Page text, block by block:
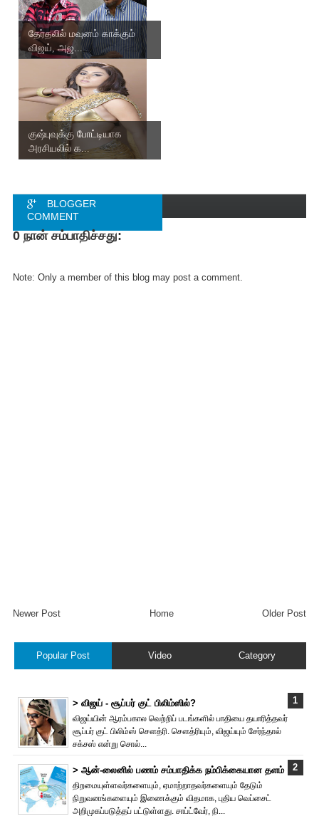
தேர்தலில் மவுனம் காக்கும்
விஜய், அஜ...
குஷ்புவுக்கு போட்டியாக
அரசியலில் க...
BLOGGER
COMMENT
FACEBOOK
0 நான் சம்பாதிச்சது:
Note: Only a member of this blog may post a comment.
Newer Post Older Post
Home
Popular Post Video Category
> விஜய் - சூப்பர் குட் பிலிம்ஸில்?
விஜய்யின் ஆரம்பகால வெற்றிப் படங்களில் பாதியை தயா‌ரித்தவர்
சூப்பர் குட் பிலிம்ஸ் சௌத்‌ரி. சௌத்‌ரியும், விஜய்யும் சேர்ந்தால்
சக்சஸ் என்று சொல்...
> ஆன்-லைனில் பணம் சம்பாதிக்க நம்பிக்கையான தளம்
திறமையுள்ளவர்களையும், ஏமாற்றாதவர்களையும் தேடும்
நிறுவனங்களையும் இணைக்கும் விதமாக, புதிய வெப்சைட்
அறிமுகப்படுத்தப் பட்டுள்ளது. சாப்ட்வேர், நி...